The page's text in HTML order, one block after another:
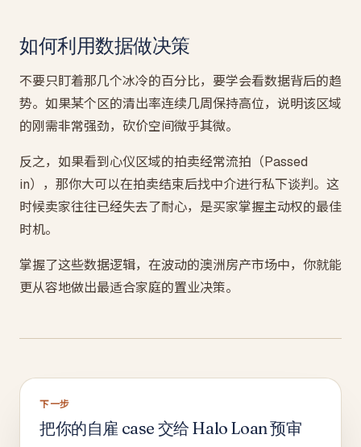
如何利用数据做决策
不要只盯着那几个冰冷的百分比，要学会看数据背后的趋
势。如果某个区的清出率连续几周保持高位，说明该区域
的刚需非常强劲，砍价空间微乎其微。
反之，如果看到心仪区域的拍卖经常流拍（Passed
in），那你大可以在拍卖结束后找中介进行私下谈判。这
时候卖家往往已经失去了耐心，是买家掌握主动权的最佳
时机。
掌握了这些数据逻辑，在波动的澳洲房产市场中，你就能
更从容地做出最适合家庭的置业决策。
下一步
把你的自雇 case 交给 Halo Loan 预审